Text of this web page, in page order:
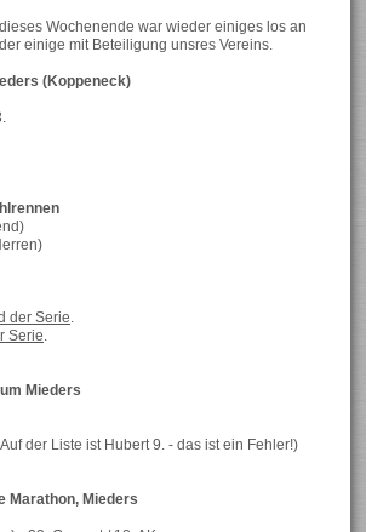
Wochenende war wieder einiges los an
einige mit Beteiligung unsres Vereins.
(Koppeneck)
der Serie
Serie
Mieders
der Liste ist Hubert 9. - das ist ein Fehler!)
Marathon, Mieders